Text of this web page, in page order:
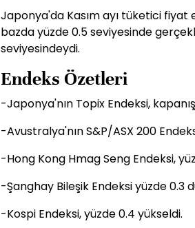
Japonya'da Kasım ayı tüketici fiyat
bazda yüzde 0.5 seviyesinde
seviyesindeydi.
Endeks Özetleri
-Japonya'nın Topix Endeksi,
-Avustralya'nın S&P/ASX 200
-Hong Kong Hmag Seng Endeksi,
-Şanghay Bileşik Endeksi yüzde 0.3
-Kospi Endeksi, yüzde 0.4 yükseldi.